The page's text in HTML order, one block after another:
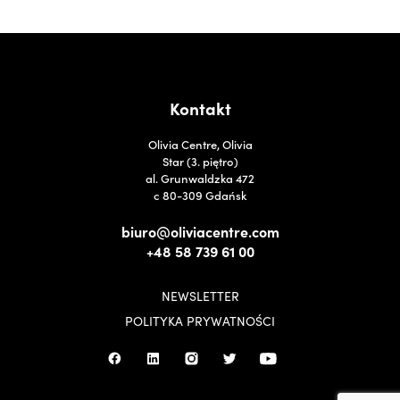
Kontakt
Olivia Centre, Olivia
Star (3. piętro)
al. Grunwaldzka 472
c 80-309 Gdańsk
biuro@oliviacentre.com
+48 58 739 61 00
NEWSLETTER
POLITYKA PRYWATNOŚCI